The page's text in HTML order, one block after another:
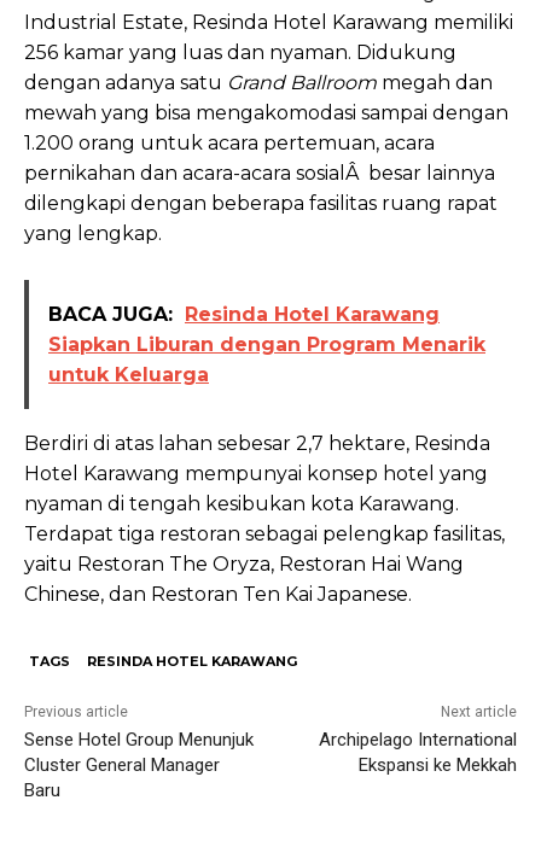
Industrial Estate, Resinda Hotel Karawang memiliki
256 kamar yang luas dan nyaman. Didukung
dengan adanya satu Grand Ballroom megah dan
mewah yang bisa mengakomodasi sampai dengan
1.200 orang untuk acara pertemuan, acara
pernikahan dan acara-acara sosialÂ besar lainnya
dilengkapi dengan beberapa fasilitas ruang rapat
yang lengkap.
BACA JUGA: Resinda Hotel Karawang
Siapkan Liburan dengan Program Menarik
untuk Keluarga
Berdiri di atas lahan sebesar 2,7 hektare, Resinda
Hotel Karawang mempunyai konsep hotel yang
nyaman di tengah kesibukan kota Karawang.
Terdapat tiga restoran sebagai pelengkap fasilitas,
yaitu Restoran The Oryza, Restoran Hai Wang
Chinese, dan Restoran Ten Kai Japanese.
TAGS RESINDA HOTEL KARAWANG
Previous article
Sense Hotel Group Menunjuk
Cluster General Manager
Baru
Next article
Archipelago International
Ekspansi ke Mekkah